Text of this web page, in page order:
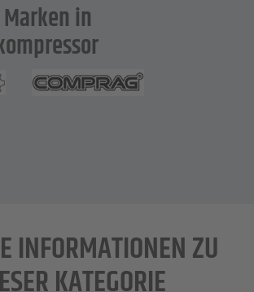
in
INFORMATIONEN ZU
KATEGORIE